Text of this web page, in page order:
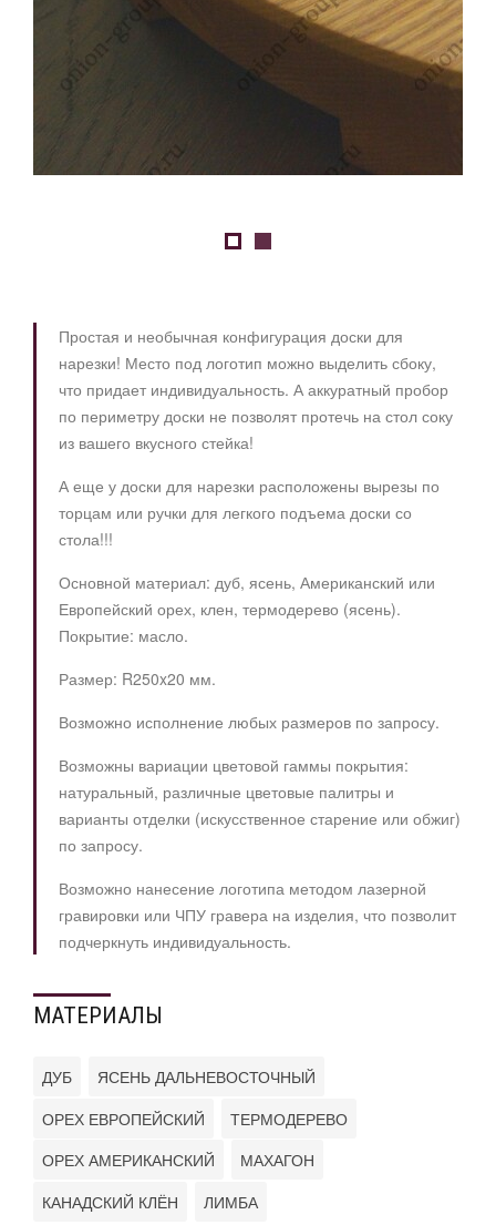
Простая и необычная конфигурация доски для
нарезки! Место под логотип можно выделить сбоку,
что придает индивидуальность. А аккуратный пробор
по периметру доски не позволят протечь на стол соку
из вашего вкусного стейка!
А еще у доски для нарезки расположены вырезы по
торцам или ручки для легкого подъема доски со
стола!!!
Основной материал: дуб, ясень, Американский или
Европейский орех, клен, термодерево (ясень).
Покрытие: масло.
Размер: R250x20 мм.
Возможно исполнение любых размеров по запросу.
Возможны вариации цветовой гаммы покрытия:
натуральный, различные цветовые палитры и
варианты отделки (искусственное старение или обжиг)
по запросу.
Возможно нанесение логотипа методом лазерной
гравировки или ЧПУ гравера на изделия, что позволит
подчеркнуть индивидуальность.
МАТЕРИАЛЫ
ДУБ
ЯСЕНЬ ДАЛЬНЕВОСТОЧНЫЙ
ОРЕХ ЕВРОПЕЙСКИЙ
ТЕРМОДЕРЕВО
ОРЕХ АМЕРИКАНСКИЙ
МАХАГОН
КАНАДСКИЙ КЛЁН
ЛИМБА